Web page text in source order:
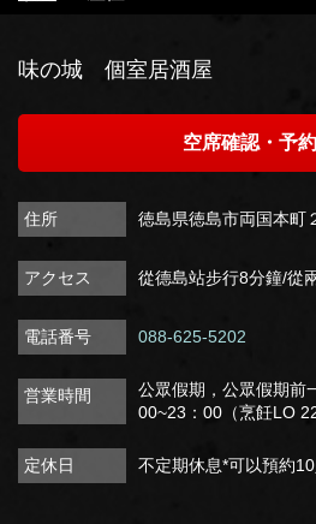
味の城 個室居酒屋
空席確認・予
住所 徳島県徳島市両国本町
アクセス 從德島站步行8分鐘/從
電話番号 088-625-5202
営業時間
公眾假期，公眾假期前
00~23：00（烹飪LO
定休日 不定期休息*可以預約10